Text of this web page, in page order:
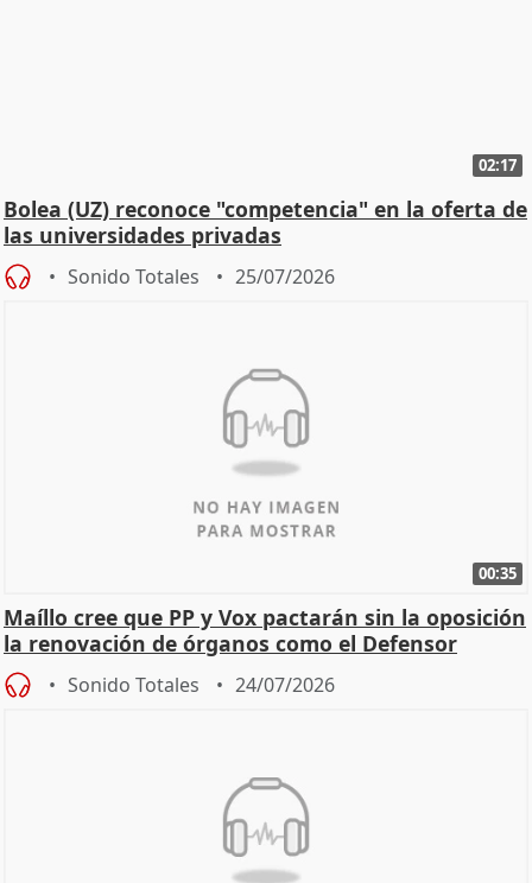
02:17
Bolea (UZ) reconoce "competencia" en la oferta de
las universidades privadas
Sonido Totales 25/07/2026
00:35
Maíllo cree que PP y Vox pactarán sin la oposición
la renovación de órganos como el Defensor
Sonido Totales 24/07/2026